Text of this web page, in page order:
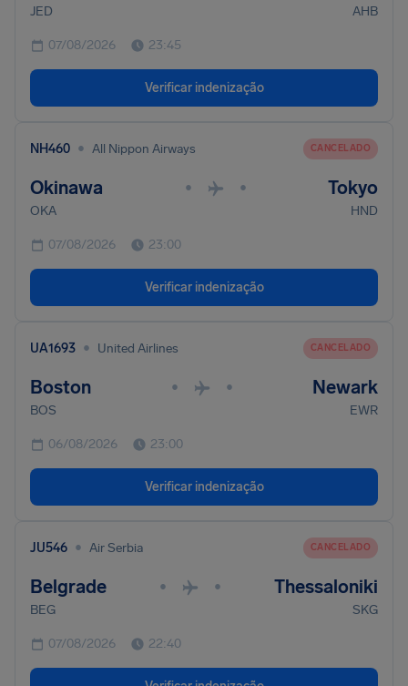
JED AHB
07/08/2026 23:45
Verificar indenização
NH460 • All Nippon Airways CANCELADO
Okinawa • • Tokyo
OKA HND
07/08/2026 23:00
Verificar indenização
UA1693 • United Airlines CANCELADO
Boston • • Newark
BOS EWR
06/08/2026 23:00
Verificar indenização
JU546 • Air Serbia CANCELADO
Belgrade • • Thessaloniki
BEG SKG
07/08/2026 22:40